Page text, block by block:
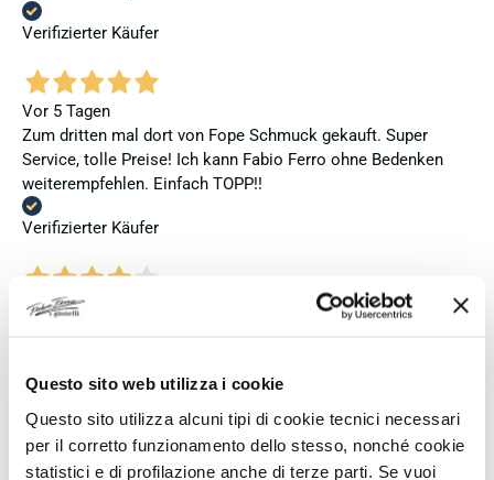
Questo sito web utilizza i cookie
Questo sito utilizza alcuni tipi di cookie tecnici necessari
per il corretto funzionamento dello stesso, nonché cookie
statistici e di profilazione anche di terze parti. Se vuoi
Verifizierter Käufer
Vor 5 Tagen
Zum dritten mal dort von Fope Schmuck gekauft. Super
Service, tolle Preise! Ich kann Fabio Ferro ohne Bedenken
weiterempfehlen. Einfach TOPP!!
Verifizierter Käufer
Vor 5 Tagen
hervorheben möchte ich den attraktiven Preis sowie den
Seiko-Garantieschein. Der Versand war außerdem schnell.
Dennoch vergebe ich 4 statt 5 Sterne, da die Lieferung nicht